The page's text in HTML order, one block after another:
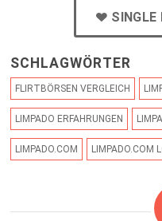
SINGLE
SCHLAGWÖRTER
FLIRTBÖRSEN VERGLEICH
LIMPADO ERFAHRUNGEN
LIMPADO.COM LIMPADO.COM